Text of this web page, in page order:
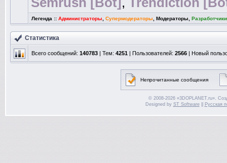
Легенда :: Администраторы Супермодераторы Модераторы Разработчики
Статистика
Всего сообщений: 140783 | Тем: 4251 | Пользователей: 2566 | Новый
Непрочитанные сообщения
© 2008-2026 «3DOPLANET.ru».
Designed by ST Software|| Русская